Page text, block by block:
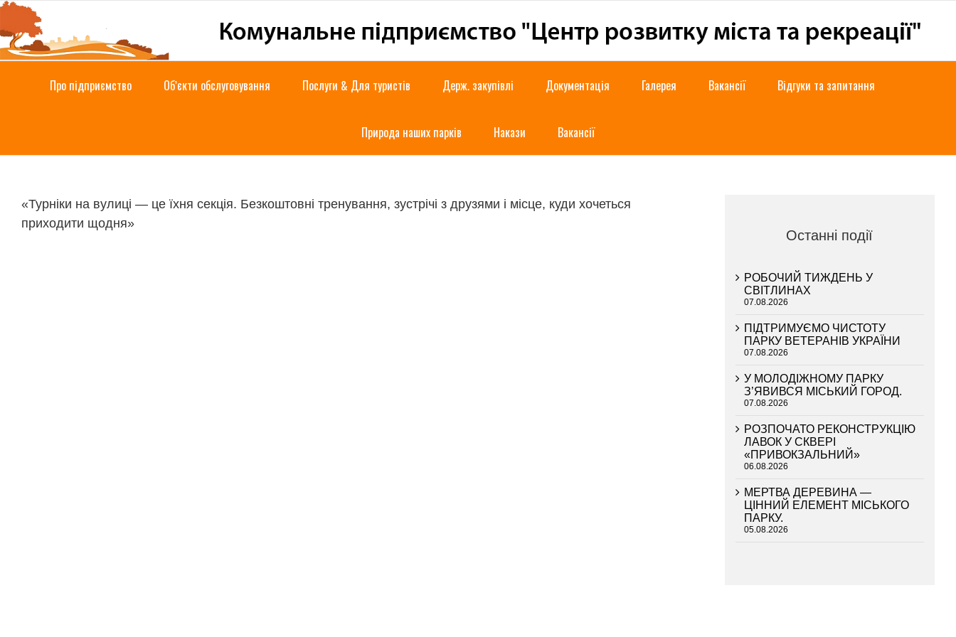
Skip
content
Про підприємство Об’єкти обслуговування Послуги & Для туристів Держ. закупівлі Документація Галерея Вакансії Відгуки та запитання
Природа наших парків Накази Вакансії
«Турніки на вулиці — це їхня секція. Безкоштовні тренування, зустрічі з друзями і місце, куди хочеться
приходити щодня»
Останні події
РОБОЧИЙ ТИЖДЕНЬ У
СВІТЛИНАХ
07.08.2026
ПІДТРИМУЄМО ЧИСТОТУ
ПАРКУ ВЕТЕРАНІВ УКРАЇНИ
07.08.2026
У МОЛОДІЖНОМУ ПАРКУ
З’ЯВИВСЯ МІСЬКИЙ ГОРОД.
07.08.2026
РОЗПОЧАТО РЕКОНСТРУКЦІЮ
ЛАВОК У СКВЕРІ
«ПРИВОКЗАЛЬНИЙ»
06.08.2026
МЕРТВА ДЕРЕВИНА —
ЦІННИЙ ЕЛЕМЕНТ МІСЬКОГО
ПАРКУ.
05.08.2026